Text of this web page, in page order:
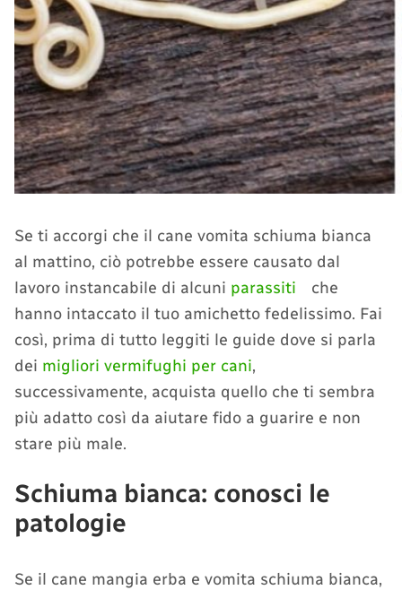
Se ti accorgi che il cane vomita schiuma bianca
al mattino, ciò potrebbe essere causato dal
lavoro instancabile di alcuni parassiti
che
hanno intaccato il tuo amichetto fedelissimo. Fai
così, prima di tutto leggiti le guide dove si parla
dei migliori vermifughi per cani,
successivamente, acquista quello che ti sembra
più adatto così da aiutare fido a guarire e non
stare più male.
Schiuma bianca: conosci le
patologie
Se il cane mangia erba e vomita schiuma bianca,